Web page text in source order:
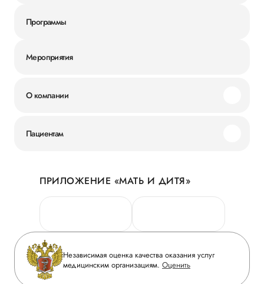
Программы
Мероприятия
О компании
Новости
Руководство
Сотрудничество
Инвесторам
Журнал «Мать и дитя»
Пациентам
Личный кабинет
Персональные данные
Горячая линия качества
Вопрос-ответ
Приложение пациента
ПРИЛОЖЕНИЕ «МАТЬ И ДИТЯ»
Независимая оценка качества оказания услуг
медицинским организациям. Оценить